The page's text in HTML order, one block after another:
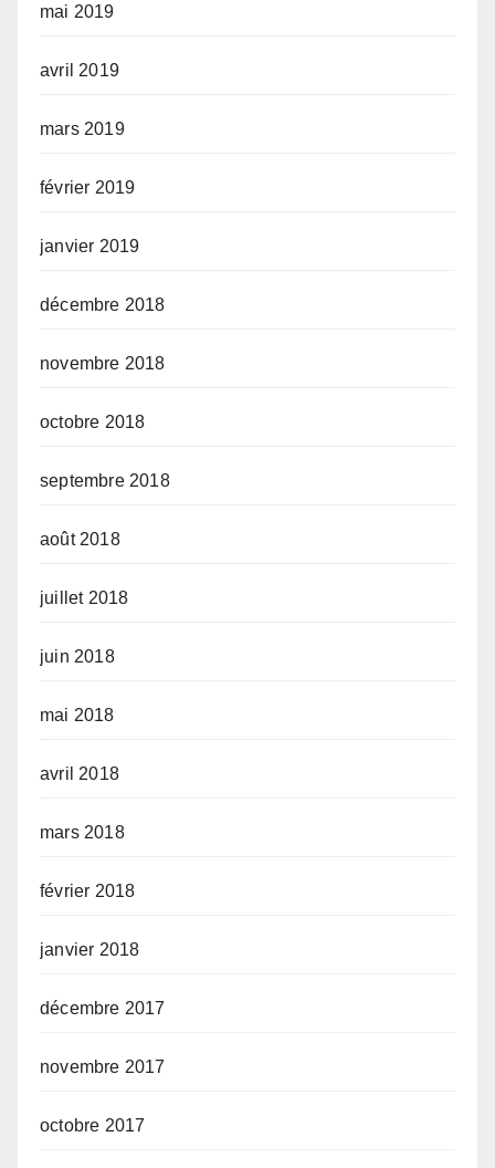
mai 2019
avril 2019
mars 2019
février 2019
janvier 2019
décembre 2018
novembre 2018
octobre 2018
septembre 2018
août 2018
juillet 2018
juin 2018
mai 2018
avril 2018
mars 2018
février 2018
janvier 2018
décembre 2017
novembre 2017
octobre 2017